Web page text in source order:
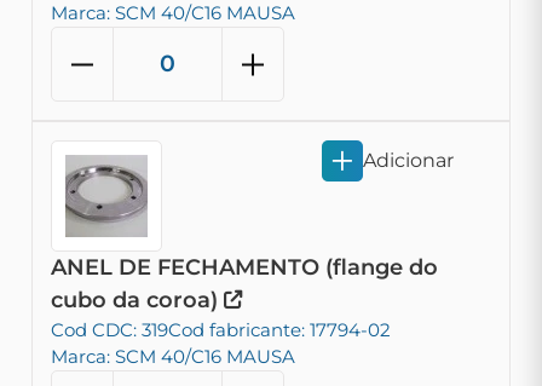
Marca: SCM 40/C16 MAUSA
ANEL DE FECHAMENTO (flange do
cubo da coroa)
Cod CDC: 319Cod fabricante: 17794-02
Marca: SCM 40/C16 MAUSA
Adicionar